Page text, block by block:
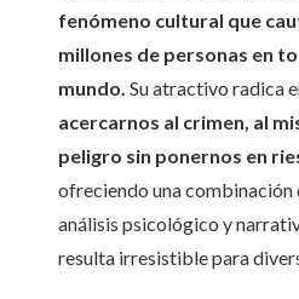
fenómeno cultural que
millones de personas en
mundo. Su atractivo radica
acercarnos al crimen, al
peligro sin ponernos en
ofreciendo una combinación
análisis psicológico y
resulta irresistible para